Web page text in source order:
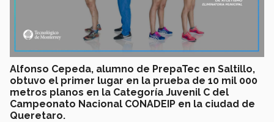
Alfonso Cepeda, alumno de PrepaTec en Saltillo,
obtuvo el primer lugar en la prueba de 10 mil 000
metros planos en la Categoría Juvenil C del
Campeonato Nacional CONADEIP en la ciudad de
Queretaro.